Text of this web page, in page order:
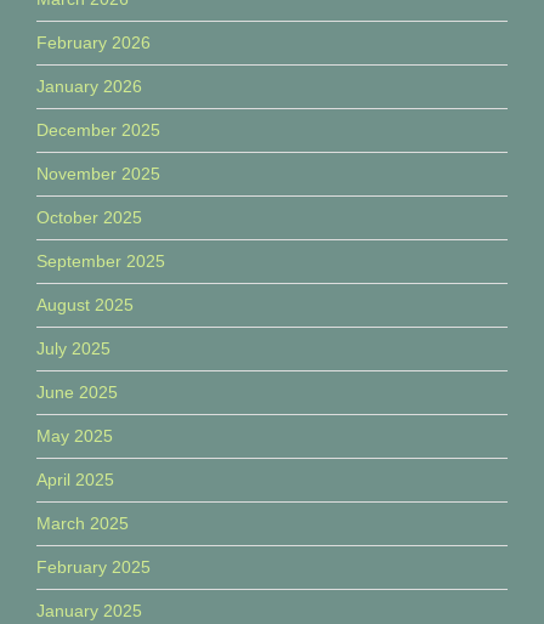
February 2026
January 2026
December 2025
November 2025
October 2025
September 2025
August 2025
July 2025
June 2025
May 2025
April 2025
March 2025
February 2025
January 2025